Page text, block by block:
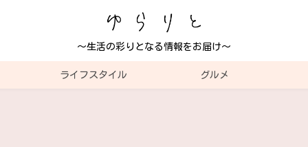
～生活の彩りとなる情報をお届け～
ライフスタイル グルメ